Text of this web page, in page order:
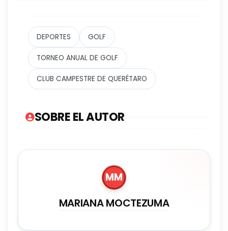
DEPORTES GOLF
TORNEO ANUAL DE GOLF
CLUB CAMPESTRE DE QUERÉTARO
SOBRE EL AUTOR
MM
MARIANA MOCTEZUMA